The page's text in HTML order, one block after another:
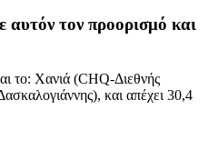
αυτόν τον προορισμό και
το: Χανιά (CHQ-Διεθνής
και απέχει 30,4